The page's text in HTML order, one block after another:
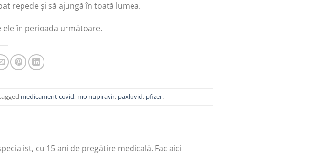
repede și să ajungă în toată lumea.
ele în perioada următoare.
medicament covid, molnupiravir, paxlovid, pfizer.
cu 15 ani de pregătire medicală. Fac aici